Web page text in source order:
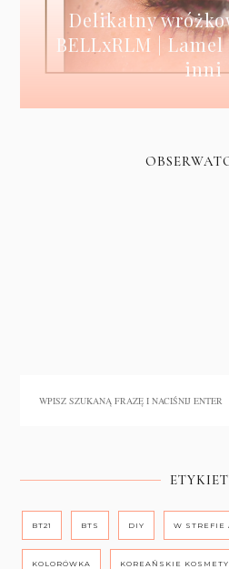
Delikatny
BELLxRLM |
inni
BT21 BTS DIY W STREFIE
KOLORÓWKA KOREAŃSKIE